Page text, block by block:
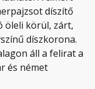
díszítő
öleli körül, zárt,
díszkorona.
áll a felirat a
és német